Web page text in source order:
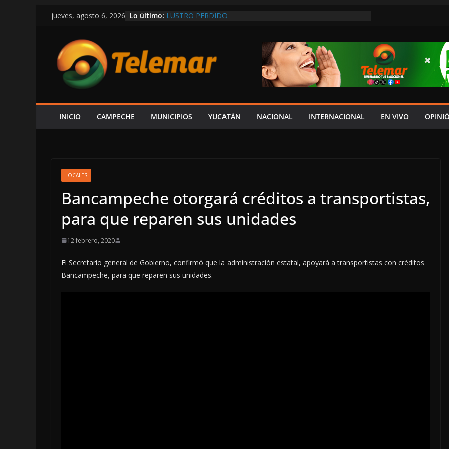
Saltar
contenido
jueves, agosto 6, 2026 Lo último: LUSTRO PERDIDO
BALEAN UNA CASA EN POMUCH, HECELCHAKÁN; ¿Y LA
SEGURIDAD QUE PRESUMEN LAYDA Y MARCELA?
EN LAS TRIPAS DEL JAGUAR: 06 DE AGOSTO DE 2026
RETROCESO ECONÓMICO Y MAYOR INSEGURIDAD CON
INICIO CAMPECHE MUNICIPIOS YUCATÁN NACIONAL INTERNACIONAL EN VIVO
LOCALES
Bancampeche otorgará créditos a transportistas,
para que reparen sus unidades
12 febrero, 2020
El Secretario general de Gobierno, confirmó que la administración estatal, apoyará a transportistas con créditos
Bancampeche, para que reparen sus unidades.